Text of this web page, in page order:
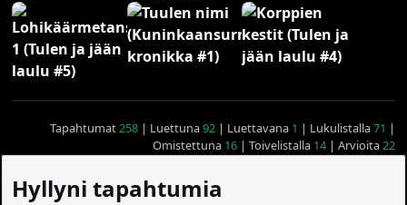
Tapahtumat258| Luettuna92| Luettavana 1 | Lukulistalla71 |
Omistettuna 16| Toivelistalla 14| Arvioita22
Hyllyni tapahtumia